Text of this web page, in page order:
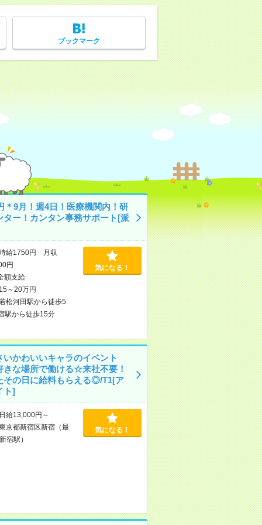
ブックマーク
＊9月！週4日！医療機関内！研
ター！カンタン事務サポート[派
給1750円 月収
円
額支給
～20万円
松河田駅から徒歩5
駅から徒歩15分
気になる！
いかわいいキャラのイベント
きな場所で働ける☆来社不要！
その日に給料もらえる◎/T1[ア
ト]
給13,000円～
京都新宿区新宿（最
宿駅）
気になる！